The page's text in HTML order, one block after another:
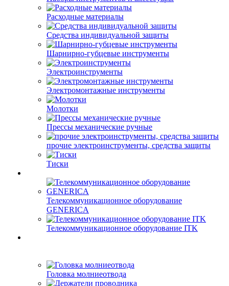
Расходные материалы
Средства индивидуальной защиты
Шарнирно-губцевые инструменты
Электроинструменты
Электромонтажные инструменты
Молотки
Прессы механические ручные
прочие электроинструменты, средства защиты
Тиски
Телекоммуникационное оборудование
GENERICA
Телекоммуникационное оборудование ITK
Головка молниеотвода